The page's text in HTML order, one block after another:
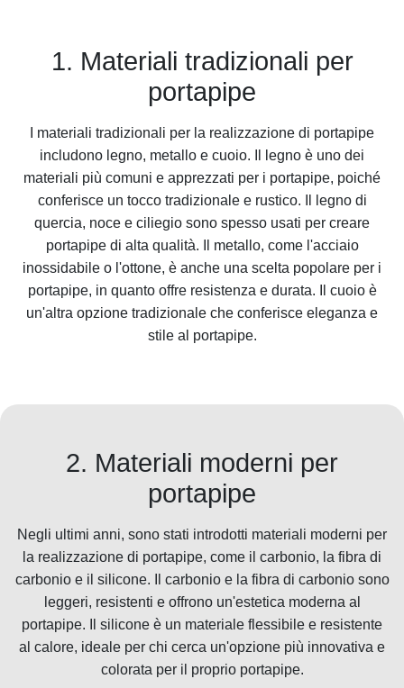
1. Materiali tradizionali per
portapipe
I materiali tradizionali per la realizzazione di portapipe
includono legno, metallo e cuoio. Il legno è uno dei
materiali più comuni e apprezzati per i portapipe, poiché
conferisce un tocco tradizionale e rustico. Il legno di
quercia, noce e ciliegio sono spesso usati per creare
portapipe di alta qualità. Il metallo, come l'acciaio
inossidabile o l'ottone, è anche una scelta popolare per i
portapipe, in quanto offre resistenza e durata. Il cuoio è
un'altra opzione tradizionale che conferisce eleganza e
stile al portapipe.
2. Materiali moderni per
portapipe
Negli ultimi anni, sono stati introdotti materiali moderni per
la realizzazione di portapipe, come il carbonio, la fibra di
carbonio e il silicone. Il carbonio e la fibra di carbonio sono
leggeri, resistenti e offrono un'estetica moderna al
portapipe. Il silicone è un materiale flessibile e resistente
al calore, ideale per chi cerca un'opzione più innovativa e
colorata per il proprio portapipe.